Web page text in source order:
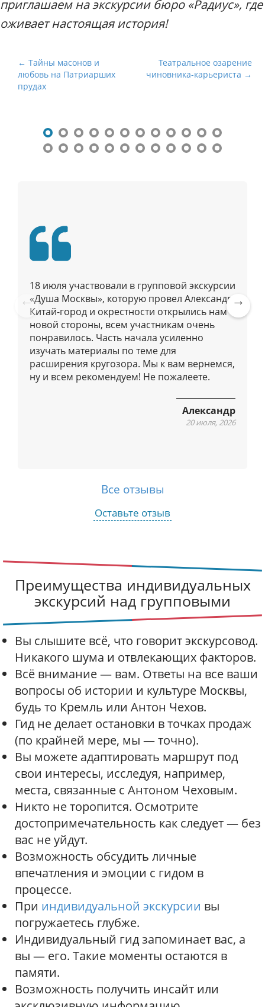
приглашаем на экскурсии бюро «Радиус», где
оживает настоящая история!
Н
а
в
к
← Тайны масонов и
любовь на Патриарших
прудах
Театральное озарение
чиновника-карьериста →
Pre
vio
us
18 июля участвовали в групповой экскурсии
«Душа Москвы», которую провел Александр.
Китай-город и окрестности открылись нам с
новой стороны, всем участникам очень
понравилось. Часть начала усиленно
изучать материалы по теме для
расширения кругозора. Мы к вам вернемся,
ну и всем рекомендуем! Не пожалеете.
Александр
20 июля, 2026
Ne
Все отзывы
Оставьте отзыв
Преимущества индивидуальных
экскурсий над групповыми
Вы слышите всё, что говорит экскурсовод.
Никакого шума и отвлекающих факторов.
Всё внимание — вам. Ответы на все ваши
вопросы об истории и культуре Москвы,
будь то Кремль или Антон Чехов.
Гид не делает остановки в точках продаж
(по крайней мере, мы — точно).
Вы можете адаптировать маршрут под
свои интересы, исследуя, например,
места, связанные с Антоном Чеховым.
Никто не торопится. Осмотрите
достопримечательность как следует — без
вас не уйдут.
Возможность обсудить личные
впечатления и эмоции с гидом в
процессе.
При индивидуальной экскурсии вы
погружаетесь глубже.
Индивидуальный гид запоминает вас, а
вы — его. Такие моменты остаются в
памяти.
Возможность получить инсайт или